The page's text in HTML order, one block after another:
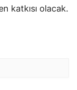
katkısı olacak.